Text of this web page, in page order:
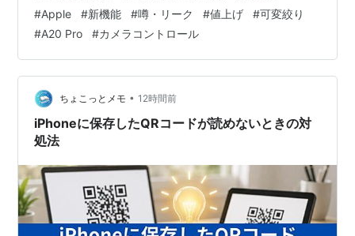
6月26日、日本でiPhone 3GSを発売。
2010年
6月8日、WWDC 2010でiPhone 3GSの後継機種、
iPhone 4を発表。
6月24日、
iPhone 4
2011年
10月4日、iPhone 4Sを発表。
10月14日、iPhone 4S発売。
は増えるのか 海外の反応：13個目は値上げなのか ひとこ
と：数えるまで、ぼくも気づいていなかった まとめ：機
能表はもう変わらない、変わるのは値段 どうも、となり
です。 「iPhone 18 Proの新機能12個…
#Apple #新機能 #噂・リーク #値上げ #可変絞り
#A20 Pro #カメラコントロール
ちょこっとメモ • 12時間前
iPhoneに保存したQRコードが読めないときの対
処法